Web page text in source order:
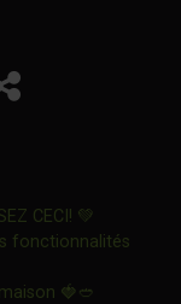
dans
s'ouvrira
lien
Partager
CECI! 💚
fonctionnalités
dans une nouvelle
🍓🥙